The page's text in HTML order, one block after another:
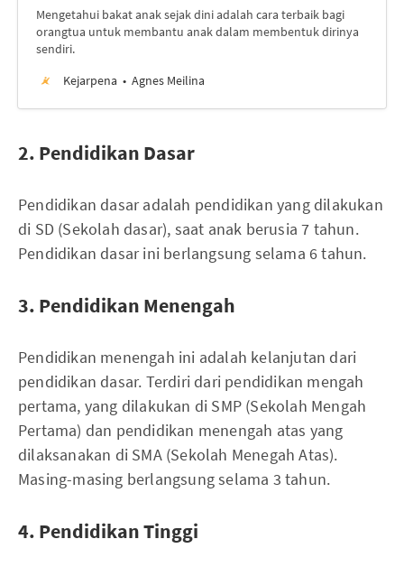
Mengetahui bakat anak sejak dini adalah cara terbaik bagi
orangtua untuk membantu anak dalam membentuk dirinya
sendiri.
Kejarpena
Agnes Meilina
2. Pendidikan Dasar
Pendidikan dasar adalah pendidikan yang dilakukan
di SD (Sekolah dasar), saat anak berusia 7 tahun.
Pendidikan dasar ini berlangsung selama 6 tahun.
3. Pendidikan Menengah
Pendidikan menengah ini adalah kelanjutan dari
pendidikan dasar. Terdiri dari pendidikan mengah
pertama, yang dilakukan di SMP (Sekolah Mengah
Pertama) dan pendidikan menengah atas yang
dilaksanakan di SMA (Sekolah Menegah Atas).
Masing-masing berlangsung selama 3 tahun.
4. Pendidikan Tinggi